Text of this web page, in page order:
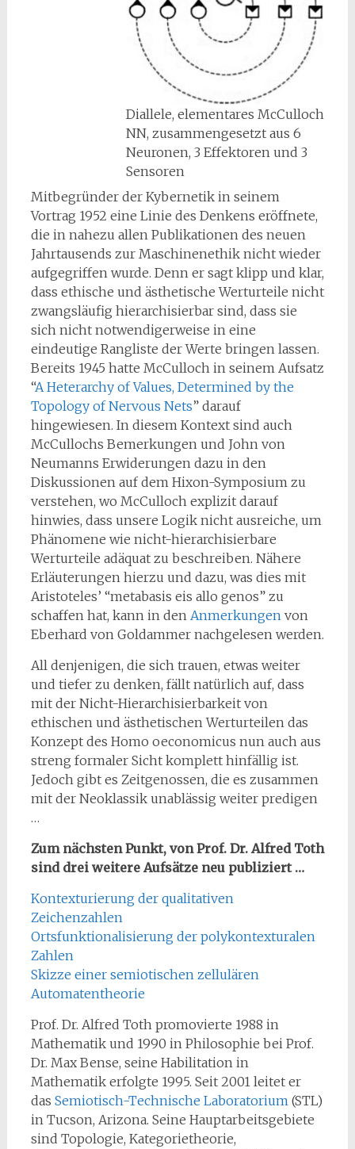
Diallele, elementares McCulloch
NN, zusammengesetzt aus 6
Neuronen, 3 Effektoren und 3
Sensoren
Mitbegründer der Kybernetik in seinem
Vortrag 1952 eine Linie des Denkens eröffnete,
die in nahezu allen Publikationen des neuen
Jahrtausends zur Maschinenethik nicht wieder
aufgegriffen wurde. Denn er sagt klipp und klar,
dass ethische und ästhetische Werturteile nicht
zwangsläufig hierarchisierbar sind, dass sie
sich nicht notwendigerweise in eine
eindeutige Rangliste der Werte bringen lassen.
Bereits 1945 hatte McCulloch in seinem Aufsatz
“A Heterarchy of Values, Determined by the
Topology of Nervous Nets” darauf
hingewiesen. In diesem Kontext sind auch
McCullochs Bemerkungen und John von
Neumanns Erwiderungen dazu in den
Diskussionen auf dem Hixon-Symposium zu
verstehen, wo McCulloch explizit darauf
hinwies, dass unsere Logik nicht ausreiche, um
Phänomene wie nicht-hierarchisierbare
Werturteile adäquat zu beschreiben. Nähere
Erläuterungen hierzu und dazu, was dies mit
Aristoteles’ “metabasis eis allo genos” zu
schaffen hat, kann in den Anmerkungenvon
Eberhard von Goldammer nachgelesen werden.
All denjenigen, die sich trauen, etwas weiter
und tiefer zu denken, fällt natürlich auf, dass
mit der Nicht-Hierarchisierbarkeit von
ethischen und ästhetischen Werturteilen das
Konzept des Homo oeconomicus nun auch aus
streng formaler Sicht komplett hinfällig ist.
Jedoch gibt es Zeitgenossen, die es zusammen
mit der Neoklassik unablässig weiter predigen
…
Zum nächsten Punkt, von Prof. Dr. Alfred Toth
sind drei weitere Aufsätze neu publiziert …
Kontexturierung der qualitativen
Zeichenzahlen
Ortsfunktionalisierung der polykontexturalen
Zahlen
Skizze einer semiotischen zellulären
Automatentheorie
Prof. Dr. Alfred Toth promovierte 1988 in
Mathematik und 1990 in Philosophie bei Prof.
Dr. Max Bense, seine Habilitation in
Mathematik erfolgte 1995. Seit 2001 leitet er
das Semiotisch-Technische Laboratorium(STL)
in Tucson, Arizona. Seine Hauptarbeitsgebiete
sind Topologie, Kategorietheorie,